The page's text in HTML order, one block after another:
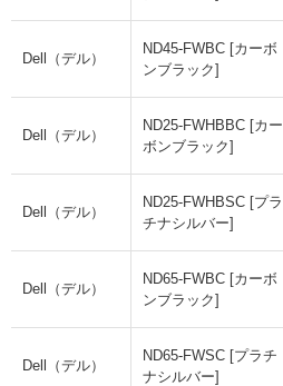
Dell（デル）
ND45-FWBC [カーボ
ンブラック]
Dell（デル）
ND25-FWHBBC [カー
ボンブラック]
Dell（デル）
ND25-FWHBSC [プラ
チナシルバー]
Dell（デル）
ND65-FWBC [カーボ
ンブラック]
Dell（デル）
ND65-FWSC [プラチ
ナシルバー]